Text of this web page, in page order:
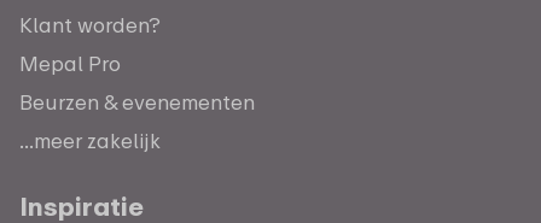
Klant worden?
Mepal Pro
Beurzen & evenementen
...meer zakelijk
Inspiratie